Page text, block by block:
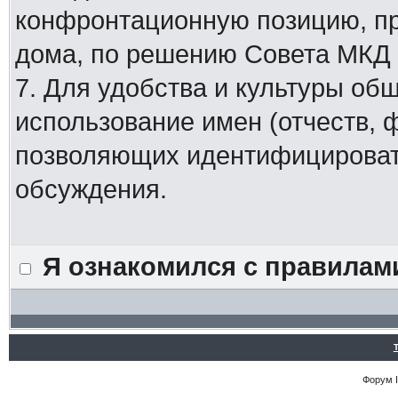
конфронтационную позицию,
дома, по решению Совета
7. Для удобства и культуры
использование имен
позволяющих
обсуждения.
Я ознакомился с
Форум